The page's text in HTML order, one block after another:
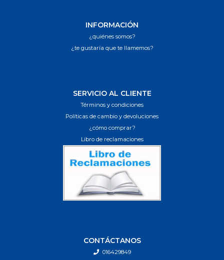
INFORMACIÓN
¿quiénes somos?
¿te gustaría que te llamemos?
SERVICIO AL CLIENTE
Términos y condiciones
Políticas de cambio y devoluciones
¿cómo comprar?
Libro de reclamaciones
CONTÁCTANOS
016429849